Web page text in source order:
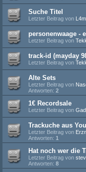
Suche Titel
Letzter Beitrag von
personenwaage -
Letzter Beitrag von
track-id (mayday
Letzter Beitrag von
Alte Sets
Letzter Beitrag von
Antworten: 2
1€ Recordsale
Letzter Beitrag von
Trackuche aus
Letzter Beitrag von
Antworten: 1
Hat noch wer die
Letzter Beitrag von
Antworten: 8